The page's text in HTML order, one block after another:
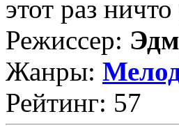
этот раз
Режиссер:
Жанры:
Рейтинг: 57